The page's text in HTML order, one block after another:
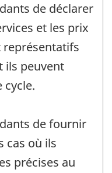
de déclarer
et les prix
ils peuvent
cycle.
de fournir
cas où ils
précises au